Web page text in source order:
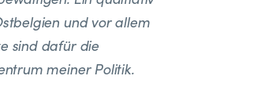
und vor allem
sind dafür die
meiner Politik.